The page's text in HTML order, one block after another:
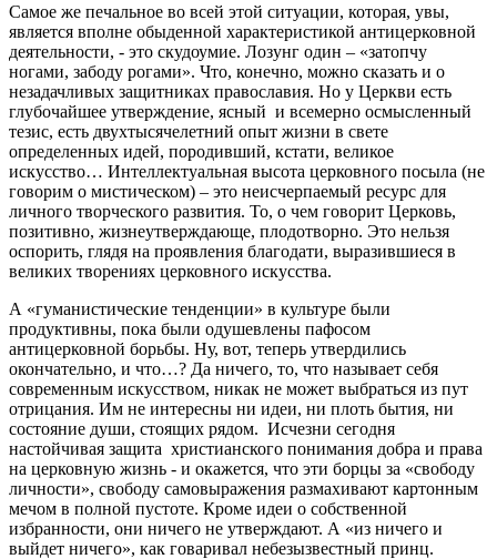
Самое же печальное во всей этой ситуации, которая, увы,
является вполне обыденной характеристикой антицерковной
деятельности, - это скудоумие. Лозунг один – «затопчу
ногами, забоду рогами». Что, конечно, можно сказать и о
незадачливых защитниках православия. Но у Церкви есть
глубочайшее утверждение, ясный и всемерно осмысленный
тезис, есть двухтысячелетний опыт жизни в свете
определенных идей, породивший, кстати, великое
искусство… Интеллектуальная высота церковного посыла (не
говорим о мистическом) – это неисчерпаемый ресурс для
личного творческого развития. То, о чем говорит Церковь,
позитивно, жизнеутверждающе, плодотворно. Это нельзя
оспорить, глядя на проявления благодати, выразившиеся в
великих творениях церковного искусства.
А «гуманистические тенденции» в культуре были
продуктивны, пока были одушевлены пафосом
антицерковной борьбы. Ну, вот, теперь утвердились
окончательно, и что…? Да ничего, то, что называет себя
современным искусством, никак не может выбраться из пут
отрицания. Им не интересны ни идеи, ни плоть бытия, ни
состояние души, стоящих рядом. Исчезни сегодня
настойчивая защита христианского понимания добра и права
на церковную жизнь - и окажется, что эти борцы за «свободу
личности», свободу самовыражения размахивают картонным
мечом в полной пустоте. Кроме идеи о собственной
избранности, они ничего не утверждают. А «из ничего и
выйдет ничего», как говаривал небезызвестный принц.